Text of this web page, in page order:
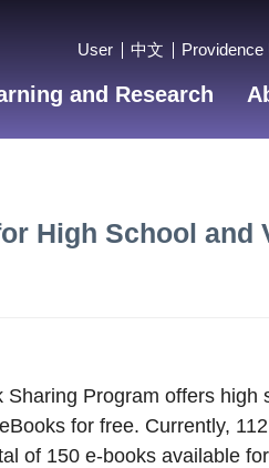
User 中文 Providence
and Research
High School and
Program offers high
for free. Currently,
of 150 e-books available